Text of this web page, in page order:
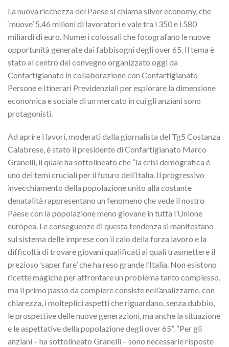
La nuova ricchezza del Paese si chiama silver economy, che
‘muove’ 5,46 milioni di lavoratori e vale tra i 350 e i 580
miliardi di euro. Numeri colossali che fotografano le nuove
opportunità generate dai fabbisogni degli over 65. Il tema è
stato al centro del convegno organizzato oggi da
Confartigianato in collaborazione con Confartigianato
Persone e Itinerari Previdenziali per esplorare la dimensione
economica e sociale di un mercato in cui gli anziani sono
protagonisti.
Ad aprire i lavori, moderati dalla giornalista del Tg5 Costanza
Calabrese, è stato il presidente di Confartigianato Marco
Granelli, il quale ha sottolineato che “la crisi demografica è
uno dei temi cruciali per il futuro dell’Italia. Il progressivo
invecchiamento della popolazione unito alla costante
denatalità rappresentano un fenomeno che vede il nostro
Paese con la popolazione meno giovane in tutta l’Unione
europea. Le conseguenze di questa tendenza si manifestano
sul sistema delle imprese con il calo della forza lavoro e la
difficoltà di trovare giovani qualificati ai quali trasmettere il
prezioso ’saper fare’ che ha reso grande l’Italia. Non esistono
ricette magiche per affrontare un problema tanto complesso,
ma il primo passo da compiere consiste nell’analizzarne, con
chiarezza, i molteplici aspetti che riguardano, senza dubbio,
le prospettive delle nuove generazioni, ma anche la situazione
e le aspettative della popolazione degli over 65”. “Per gli
anziani – ha sottolineato Granelli – sono necessarie risposte